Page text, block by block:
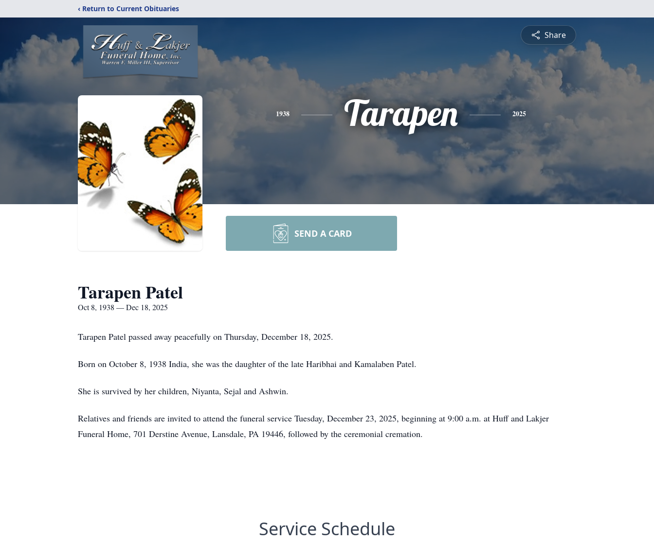
‹ Return to Current Obituaries
Share
1938 Tarapen 2025
SEND A CARD
Tarapen Patel
Oct 8, 1938 — Dec 18, 2025
Tarapen Patel passed away peacefully on Thursday, December 18, 2025.
Born on October 8, 1938 India, she was the daughter of the late Haribhai and Kamalaben Patel.
She is survived by her children, Niyanta, Sejal and Ashwin.
Relatives and friends are invited to attend the funeral service Tuesday, December 23, 2025, beginning at 9:00 a.m. at Huff and Lakjer
Funeral Home, 701 Derstine Avenue, Lansdale, PA 19446, followed by the ceremonial cremation.
Service Schedule